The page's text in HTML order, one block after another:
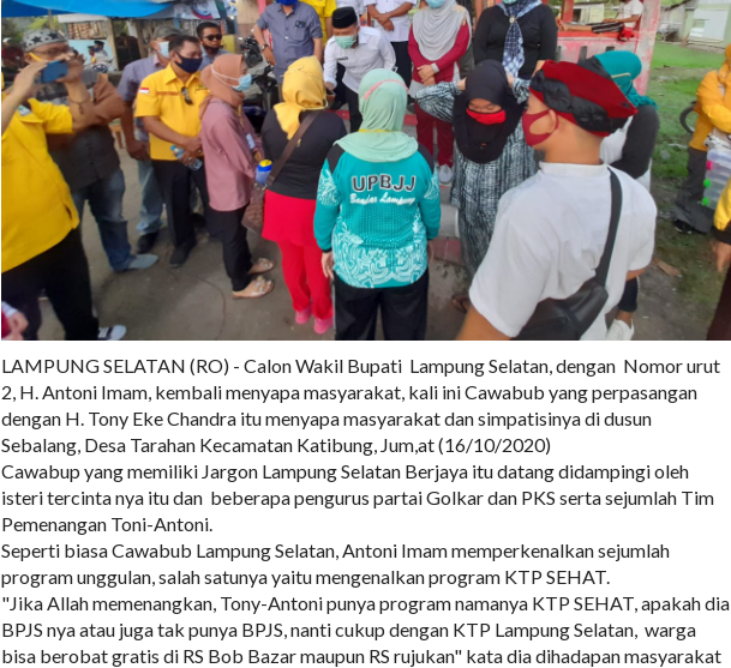
LAMPUNG SELATAN (RO) - Calon Wakil Bupati Lampung Selatan, dengan Nomor urut
2, H. Antoni Imam, kembali menyapa masyarakat, kali ini Cawabub yang perpasangan
dengan H. Tony Eke Chandra itu menyapa masyarakat dan simpatisinya di dusun
Sebalang, Desa Tarahan Kecamatan Katibung, Jum,at (16/10/2020)
Cawabup yang memiliki Jargon Lampung Selatan Berjaya itu datang didampingi oleh
isteri tercinta nya itu dan beberapa pengurus partai Golkar dan PKS serta sejumlah Tim
Pemenangan Toni-Antoni.
Seperti biasa Cawabub Lampung Selatan, Antoni Imam memperkenalkan sejumlah
program unggulan, salah satunya yaitu mengenalkan program KTP SEHAT.
"Jika Allah memenangkan, Tony-Antoni punya program namanya KTP SEHAT, apakah dia
BPJS nya atau juga tak punya BPJS, nanti cukup dengan KTP Lampung Selatan, warga
bisa berobat gratis di RS Bob Bazar maupun RS rujukan" kata dia dihadapan masyarakat